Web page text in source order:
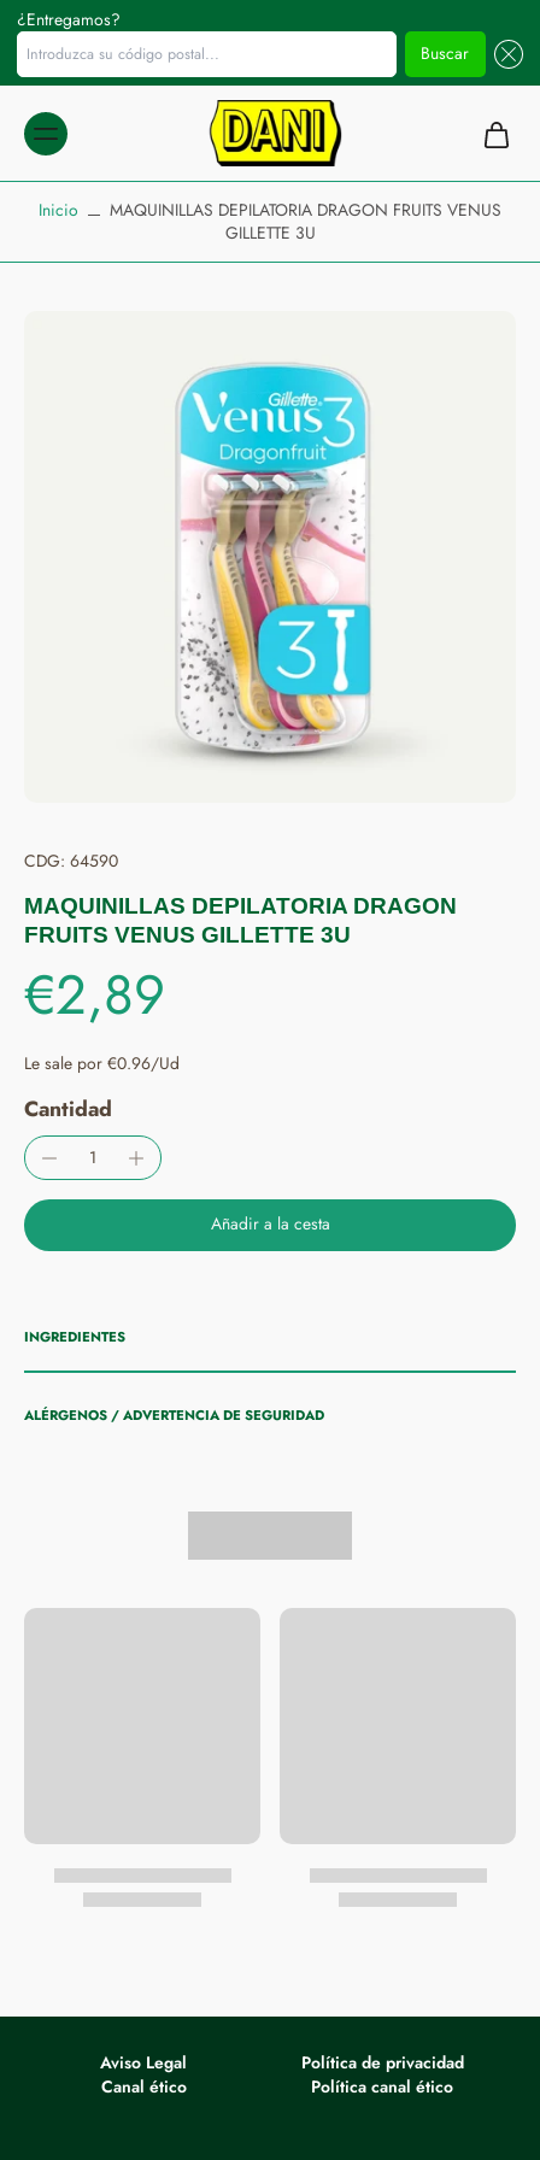
¿Entregamos?
Introduzca su código postal...
Buscar
al
Inicio
MAQUINILLAS DEPILATORIA DRAGON FRUITS VENUS
GILLETTE 3U
CDG: 64590
MAQUINILLAS DEPILATORIA DRAGON
FRUITS VENUS GILLETTE 3U
€2,89
Le sale por €0.96/Ud
Cantidad
Añadir a la cesta
INGREDIENTES
ALÉRGENOS / ADVERTENCIA DE SEGURIDAD
Aviso Legal
Política de privacidad
Canal ético
Política canal ético